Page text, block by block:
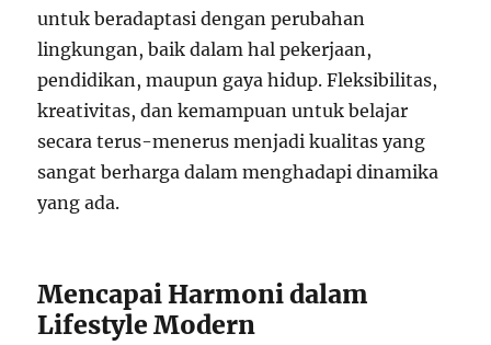
untuk beradaptasi dengan perubahan
lingkungan, baik dalam hal pekerjaan,
pendidikan, maupun gaya hidup. Fleksibilitas,
kreativitas, dan kemampuan untuk belajar
secara terus-menerus menjadi kualitas yang
sangat berharga dalam menghadapi dinamika
yang ada.
Mencapai Harmoni dalam
Lifestyle Modern